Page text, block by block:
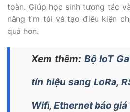
toàn. Giúp học sinh tương tác
năng tìm tòi và tạo điều kiện
quả hơn.
Xem thêm: Bộ IoT
tín hiệu sang LoRa,
Wifi, Ethernet báo giá